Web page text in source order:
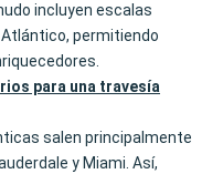
incluyen escalas
permitiendo
para una travesía
salen principalmente
y Miami. Así,